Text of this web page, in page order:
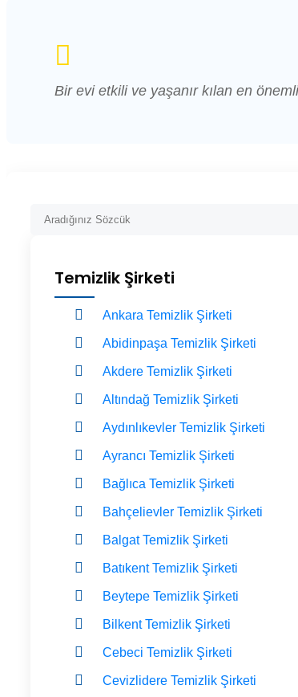
Bir evi etkili ve yaşanır kılan en
Temizlik Şirketi
Ankara Temizlik Şirketi
Abidinpaşa Temizlik Şirketi
Akdere Temizlik Şirketi
Altındağ Temizlik Şirketi
Aydınlıkevler Temizlik Şirketi
Ayrancı Temizlik Şirketi
Bağlıca Temizlik Şirketi
Bahçelievler Temizlik Şirketi
Balgat Temizlik Şirketi
Batıkent Temizlik Şirketi
Beytepe Temizlik Şirketi
Bilkent Temizlik Şirketi
Cebeci Temizlik Şirketi
Cevizlidere Temizlik Şirketi